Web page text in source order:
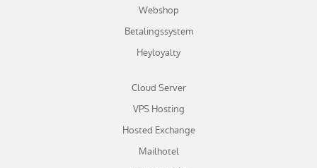
Webshop
Betalingssystem
Heyloyalty
Cloud Server
VPS Hosting
Hosted Exchange
Mailhotel